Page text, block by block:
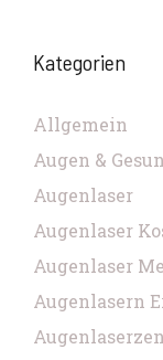
Kategorien
Allgemein
Augen &
Augenlaser
Augenlaser
Augenlaser
Augenlasern